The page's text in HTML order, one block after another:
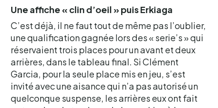
Une affiche « clin d’oeil » puis Erkiaga
C’est déjà, il ne faut tout de même pas l’oublier,
une qualification gagnée lors des « serie’s » qui
réservaient trois places pour un avant et deux
arrières, dans le tableau final. Si Clément
Garcia, pour la seule place mis en jeu, s’est
invité avec une aisance qui n’a pas autorisé un
quelconque suspense, les arrières eux ont fait